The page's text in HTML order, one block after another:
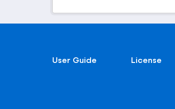
User Guide License